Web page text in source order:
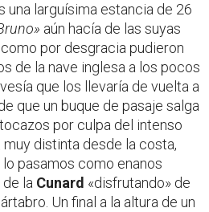
larguísima estancia de 26
aún hacía de las suyas
por desgracia pudieron
de la nave inglesa a los pocos
que los llevaría de vuelta a
que un buque de pasaje salga
por culpa del intenso
distinta desde la costa,
pasamos como enanos
la Cunard «disfrutando» de
Un final a la altura de un